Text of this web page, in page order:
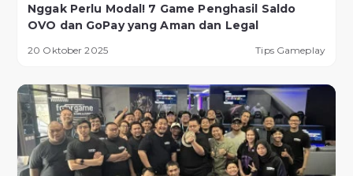
Nggak Perlu Modal! 7 Game Penghasil Saldo
OVO dan GoPay yang Aman dan Legal
20 Oktober 2025 Tips Gameplay